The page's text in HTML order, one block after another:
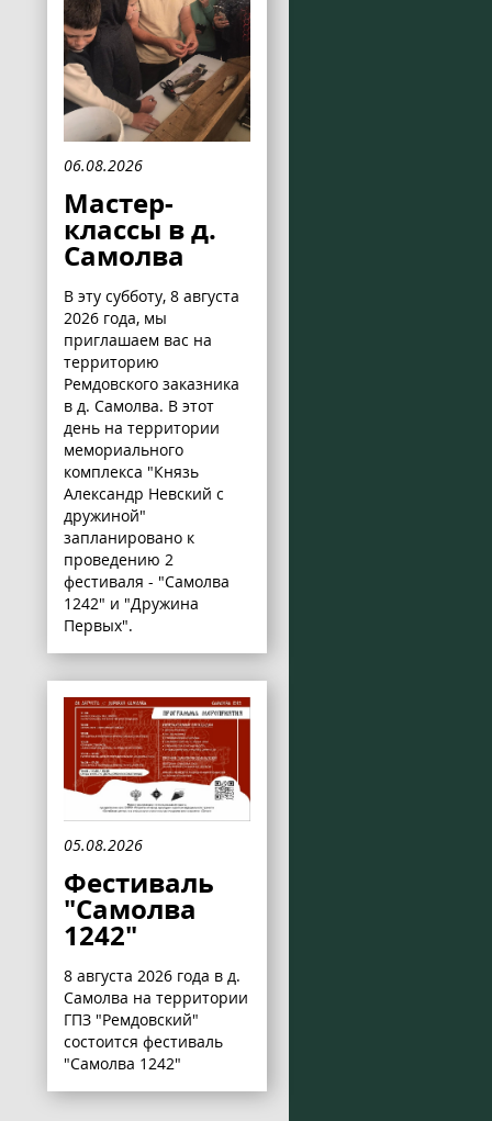
06.08.2026
Мастер-
классы в д.
Самолва
В эту субботу, 8 августа
2026 года, мы
приглашаем вас на
территорию
Ремдовского заказника
в д. Самолва. В этот
день на территории
мемориального
комплекса "Князь
Александр Невский с
дружиной"
запланировано к
проведению 2
фестиваля - "Самолва
1242" и "Дружина
Первых".
05.08.2026
Фестиваль
"Самолва
1242"
8 августа 2026 года в д.
Самолва на территории
ГПЗ "Ремдовский"
состоится фестиваль
"Самолва 1242"